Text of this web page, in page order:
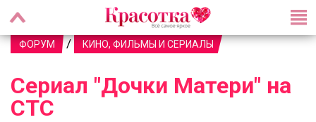
ФОРУМ / КИНО, ФИЛЬМЫ И СЕРИАЛЫ
Сериал "Дочки Матери" на
СТС